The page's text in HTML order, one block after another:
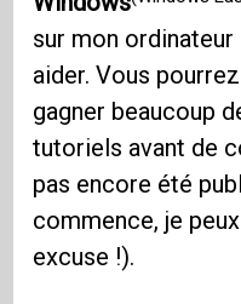
sur mon
aider. Vous
gagner beaucoup
tutoriels avant de
pas encore été
commence, je
excuse !).